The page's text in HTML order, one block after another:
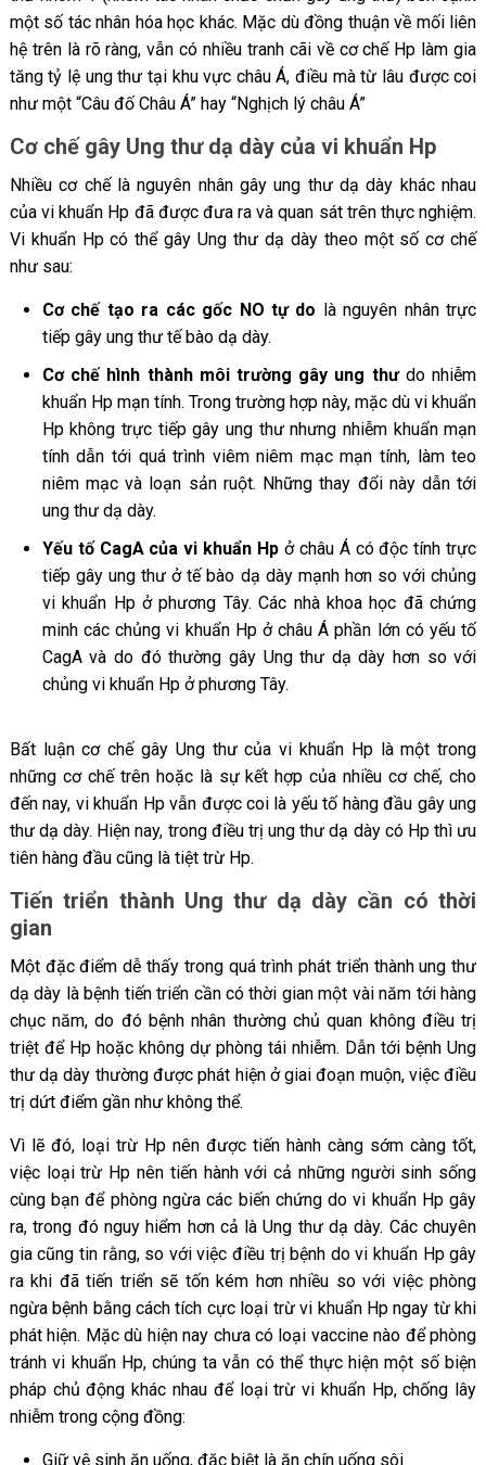
một số tác nhân hóa học khác. Mặc dù đồng thuận về mối liên
hệ trên là rõ ràng, vẫn có nhiều tranh cãi về cơ chế Hp làm gia
tăng tỷ lệ ung thư tại khu vực châu Á, điều mà từ lâu được coi
như một “Câu đố Châu Á” hay “Nghịch lý châu Á”
Cơ chế gây Ung thư dạ dày của vi khuẩn Hp
Nhiều cơ chế là nguyên nhân gây ung thư dạ dày khác nhau
của vi khuẩn Hp đã được đưa ra và quan sát trên thực nghiệm.
Vi khuẩn Hp có thể gây Ung thư dạ dày theo một số cơ chế
như sau:
Cơ chế tạo ra các gốc NO tự do là nguyên nhân trực
tiếp gây ung thư tế bào dạ dày.
Cơ chế hình thành môi trường gây ung thưdo nhiễm
khuẩn Hp mạn tính. Trong trường hợp này, mặc dù vi khuẩn
Hp không trực tiếp gây ung thư nhưng nhiễm khuẩn mạn
tính dẫn tới quá trình viêm niêm mạc mạn tính, làm teo
niêm mạc và loạn sản ruột. Những thay đổi này dẫn tới
ung thư dạ dày.
Yếu tố CagA của vi khuẩn Hp ở châu Á có độc tính trực
tiếp gây ung thư ở tế bào dạ dày mạnh hơn so với chủng
vi khuẩn Hp ở phương Tây. Các nhà khoa học đã chứng
minh các chủng vi khuẩn Hp ở châu Á phần lớn có yếu tố
CagA và do đó thường gây Ung thư dạ dày hơn so với
chủng vi khuẩn Hp ở phương Tây.
Bất luận cơ chế gây Ung thư của vi khuẩn Hp là một trong
những cơ chế trên hoặc là sự kết hợp của nhiều cơ chế, cho
đến nay, vi khuẩn Hp vẫn được coi là yếu tố hàng đầu gây ung
thư dạ dày. Hiện nay, trong điều trị ung thư dạ dày có Hp thì ưu
tiên hàng đầu cũng là tiệt trừ Hp.
Tiến triển thành Ung thư dạ dày cần có thời
gian
Một đặc điểm dễ thấy trong quá trình phát triển thành ung thư
dạ dày là bệnh tiến triển cần có thời gian một vài năm tới hàng
chục năm, do đó bệnh nhân thường chủ quan không điều trị
triệt để Hp hoặc không dự phòng tái nhiễm. Dẫn tới bệnh Ung
thư dạ dày thường được phát hiện ở giai đoạn muộn, việc điều
trị dứt điểm gần như không thể.
Vì lẽ đó, loại trừ Hp nên được tiến hành càng sớm càng tốt,
việc loại trừ Hp nên tiến hành với cả những người sinh sống
cùng bạn để phòng ngừa các biến chứng do vi khuẩn Hp gây
ra, trong đó nguy hiểm hơn cả là Ung thư dạ dày. Các chuyên
gia cũng tin rằng, so với việc điều trị bệnh do vi khuẩn Hp gây
ra khi đã tiến triển sẽ tốn kém hơn nhiều so với việc phòng
ngừa bệnh bằng cách tích cực loại trừ vi khuẩn Hp ngay từ khi
phát hiện. Mặc dù hiện nay chưa có loại vaccine nào để phòng
tránh vi khuẩn Hp, chúng ta vẫn có thể thực hiện một số biện
pháp chủ động khác nhau để loại trừ vi khuẩn Hp, chống lây
nhiễm trong cộng đồng:
Giữ vệ sinh ăn uống, đặc biệt là ăn chín uống sôi.